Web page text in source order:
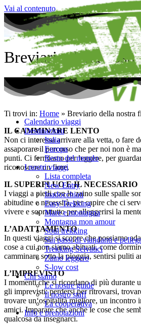
Vai al contenuto
Calendario viaggi
Destinazioni
Italia
Europa
Resto del mondo
I nostri viaggi
Lista completa
New Entry
Inadocchiati
Easy Trekking
Mare e montagna
Montagna mon amour
Soul trekking
Sui passi di viandanti e
Trekking Selvatici
Zaino leggero
S-low cost
Chi siamo
Le nostre guide
Il nostro staff
La cooperativa
Info e prenotazioni
Breviario della
Ti trovi in: Home » Breviario della nostra
IL CAMMINARE LENTO
Non ci interessa arrivare alla vetta, o fare
assaporare il percorso che per noi non è
punti. Ci fermiamo per leggere, per
riconoscere un fiore.
IL SUPERFLUO E IL NECESSARIO
I viaggi a piedi con lo zaino sulle spalle
abitudine e necessità, per capire che ci
vivere e soprattutto per alleggerirsi la
L’ADATTAMENTO
In questi viaggi si scopre che possiamo
cose a cui non siamo abituati, come
camminare sotto la pioggia, sentirsi puliti
L’IMPREVISTO
I momenti che si ricordano di più durante
gli imprevisti: perdersi per ritrovarsi,
trovare un‘ospitalità migliore, un incontro
amici. Imparare che anche le cose che
qualcosa da insegnarci.